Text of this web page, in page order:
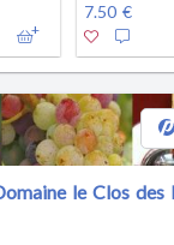
7.50 €
le Clos des